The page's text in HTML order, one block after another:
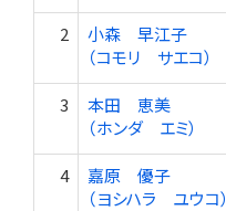
2
小森 早江子
（コモリ サエコ）
3
本田 恵美
（ホンダ エミ）
4
嘉原 優子
（ヨシハラ ユウコ）